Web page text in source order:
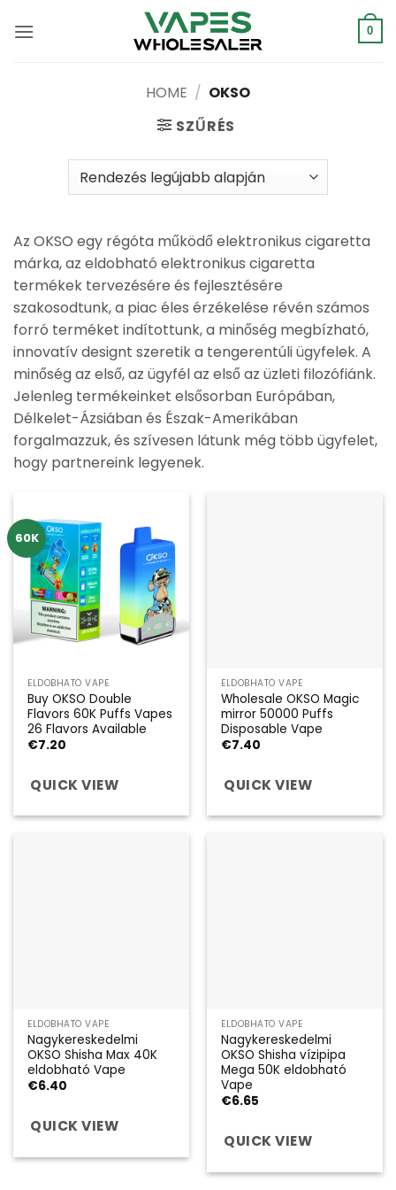
0
HOME / OKSO
SZŰRÉS
Az OKSO egy régóta működő elektronikus cigaretta
márka, az eldobható elektronikus cigaretta
termékek tervezésére és fejlesztésére
szakosodtunk, a piac éles érzékelése révén számos
forró terméket indítottunk, a minőség megbízható,
innovatív designt szeretik a tengerentúli ügyfelek. A
minőség az első, az ügyfél az első az üzleti filozófiánk.
Jelenleg termékeinket elsősorban Európában,
Délkelet-Ázsiában és Észak-Amerikában
forgalmazzuk, és szívesen látunk még több ügyfelet,
hogy partnereink legyenek.
60K
ELDOBHATÓ VAPE
Buy OKSO Double
Flavors 60K Puffs Vapes
26 Flavors Available
€7.20
QUICK VIEW
ELDOBHATÓ VAPE
Wholesale OKSO Magic
mirror 50000 Puffs
Disposable Vape
€7.40
QUICK VIEW
ELDOBHATÓ VAPE
Nagykereskedelmi
OKSO Shisha Max 40K
eldobható Vape
€6.40
QUICK VIEW
ELDOBHATÓ VAPE
Nagykereskedelmi
OKSO Shisha vízipipa
Mega 50K eldobható
Vape
€6.65
QUICK VIEW